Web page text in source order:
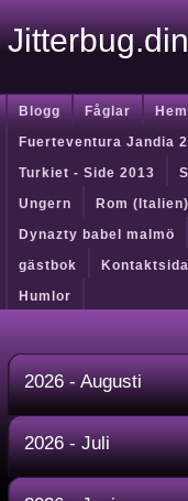
Blogg Fåglar Hem
Fuerteventura Jandia
Turkiet - Side 2013
Ungern
Rom
Dynazty babel malmö
gästbok
Kontaktsida
Humlor
2026 - Augusti
2026 - Juli